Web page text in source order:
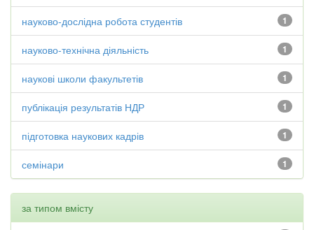
1
науково-дослідна робота студентів
1
науково-технічна діяльність
1
наукові школи факультетів
1
публікація результатів НДР
1
підготовка наукових кадрів
1
семінари
за типом вмісту